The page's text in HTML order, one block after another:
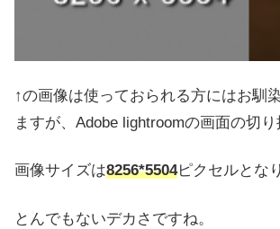
↑の画像は使っておられる方にはお馴
ますが、Adobe lightroomの画面の切り
画像サイズは8256*5504ピクセルとな
とんでもないデカさですね。